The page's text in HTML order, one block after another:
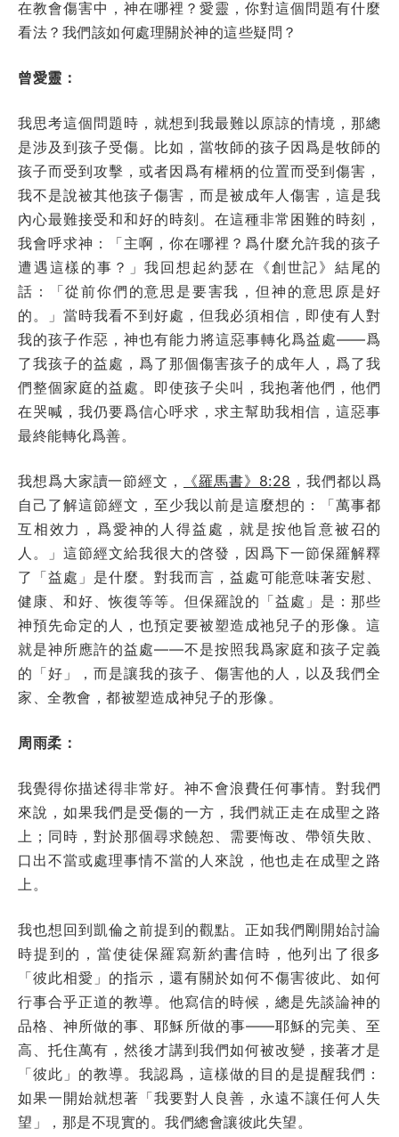
在教會傷害中，神在哪裡？愛靈，你對這個問題有什麼
看法？我們該如何處理關於神的這些疑問？
曾愛靈：
我思考這個問題時，就想到我最難以原諒的情境，那總
是涉及到孩子受傷。比如，當牧師的孩子因爲是牧師的
孩子而受到攻擊，或者因爲有權柄的位置而受到傷害，
我不是說被其他孩子傷害，而是被成年人傷害，這是我
內心最難接受和和好的時刻。在這種非常困難的時刻，
我會呼求神：「主啊，你在哪裡？爲什麼允許我的孩子
遭遇這樣的事？」我回想起約瑟在《創世記》結尾的
話：「從前你們的意思是要害我，但神的意思原是好
的。」當時我看不到好處，但我必須相信，即使有人對
我的孩子作惡，神也有能力將這惡事轉化爲益處——爲
了我孩子的益處，爲了那個傷害孩子的成年人，爲了我
們整個家庭的益處。即使孩子尖叫，我抱著他們，他們
在哭喊，我仍要爲信心呼求，求主幫助我相信，這惡事
最終能轉化爲善。
我想爲大家讀一節經文， 《羅馬書》8:28 ，我們都以爲
自己了解這節經文，至少我以前是這麼想的：「萬事都
互相效力，爲愛神的人得益處，就是按他旨意被召的
人。」這節經文給我很大的啓發，因爲下一節保羅解釋
了「益處」是什麼。對我而言，益處可能意味著安慰、
健康、和好、恢復等等。但保羅說的「益處」是：那些
神預先命定的人，也預定要被塑造成祂兒子的形像。這
就是神所應許的益處——不是按照我爲家庭和孩子定義
的「好」，而是讓我的孩子、傷害他的人，以及我們全
家、全教會，都被塑造成神兒子的形像。
周雨柔：
我覺得你描述得非常好。神不會浪費任何事情。對我們
來說，如果我們是受傷的一方，我們就正走在成聖之路
上；同時，對於那個尋求饒恕、需要悔改、帶領失敗、
口出不當或處理事情不當的人來說，他也走在成聖之路
上。
我也想回到凱倫之前提到的觀點。正如我們剛開始討論
時提到的，當使徒保羅寫新約書信時，他列出了很多
「彼此相愛」的指示，還有關於如何不傷害彼此、如何
行事合乎正道的教導。他寫信的時候，總是先談論神的
品格、神所做的事、耶穌所做的事——耶穌的完美、至
高、托住萬有，然後才講到我們如何被改變，接著才是
「彼此」的教導。我認爲，這樣做的目的是提醒我們：
如果一開始就想著「我要對人良善，永遠不讓任何人失
望」，那是不現實的。我們總會讓彼此失望。